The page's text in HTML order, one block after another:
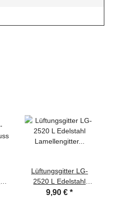
Lüftungsgitter LG-
2520 L Edelstahl
Lamellengitter 245 x
9,90 €*